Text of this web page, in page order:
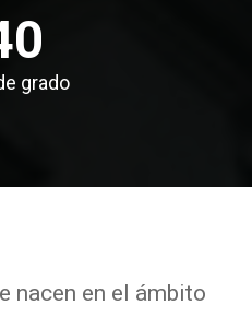
grado
nacen en el ámbito